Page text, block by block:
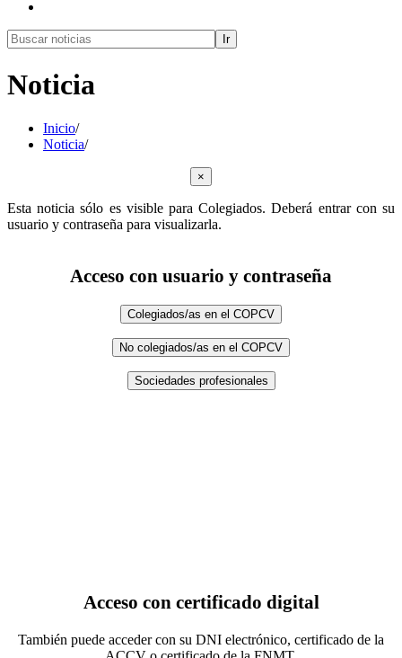
Ir
Noticia
Inicio/
Noticia/
×
Esta noticia sólo es visible para Colegiados. Deberá entrar con su
usuario y contraseña para visualizarla.
Acceso con usuario y contraseña
Colegiados/as en el COPCV
No colegiados/as en el COPCV
Sociedades profesionales
Acceso con certificado digital
También puede acceder con su DNI electrónico, certificado de la